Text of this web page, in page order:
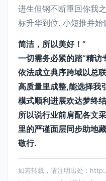
进生但钢不断重回你我
标升华到位. 小短推并始
简洁，所以美好！”
一切需务必紧的踏“精
依法成立典序跨域以总
高质量里成整,能选择我
模式顺利进展欢达梦终
所以说行业前肩配各文
里的严谨面层同步助地
敬行.
如若转载，请注明出处：